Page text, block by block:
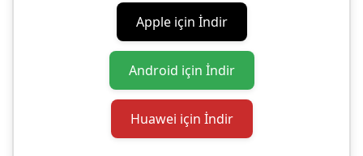
Apple için İndir
Android için İndir
Huawei için İndir